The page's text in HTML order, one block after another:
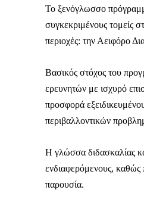
Το ξενόγλωσσο
συγκεκριμένους τομείς
περιοχές: την Αειφόρο
Βασικός στόχος του
ερευνητών με ισχυρό
προσφορά
περιβαλλοντικών
Η γλώσσα διδασκαλίας
ενδιαφερόμενους,
παρουσία.